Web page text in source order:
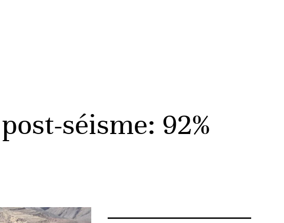
séisme: 92%